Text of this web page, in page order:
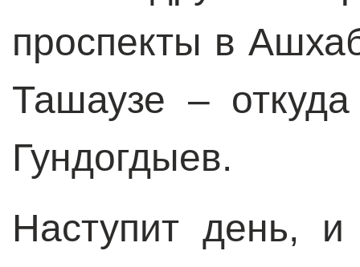
проспекты в
Ташаузе –
Гундогдыев.
Наступит день,